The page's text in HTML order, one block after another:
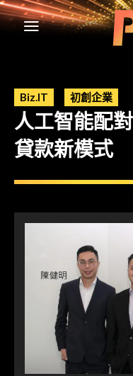
Biz.IT 初創企業
人工智能配
貸款新模式